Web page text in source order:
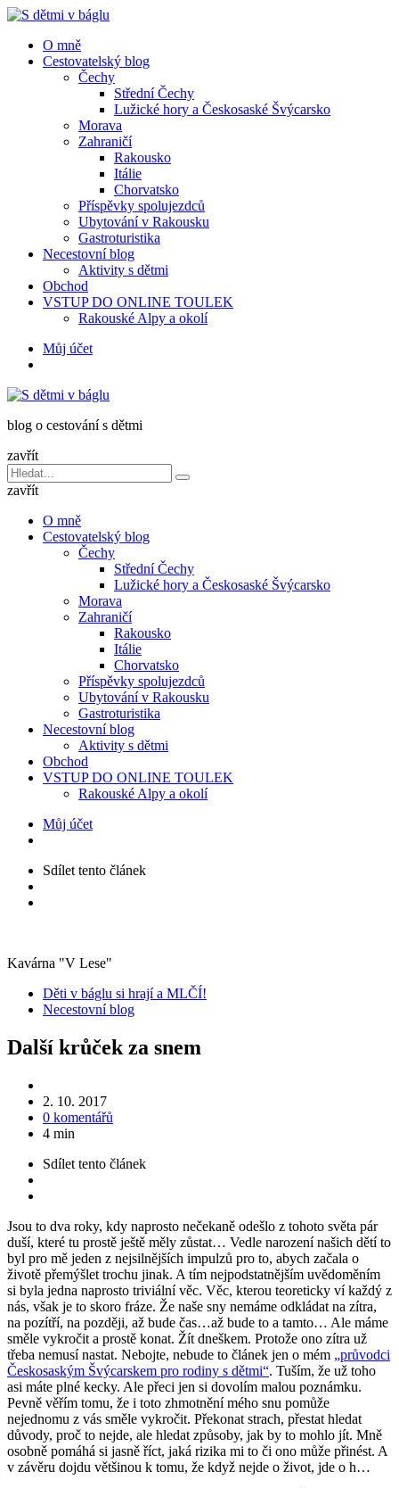
Menu
Menu
O mně
Cestovatelský blog
Čechy
Střední Čechy
Lužické hory a Českosaské Švýcarsko
Morava
Zahraničí
Rakousko
Itálie
Chorvatsko
Příspěvky spolujezdců
Ubytování v Rakousku
Gastroturistika
Necestovní blog
Aktivity s dětmi
Obchod
VSTUP DO ONLINE TOULEK
Rakouské Alpy a okolí
HledatMůj účet
v
blog o cestování s dětmi
zavřít
Vyhledávání
pro:
Hledat
zavřít
O mně
Cestovatelský blog
Čechy
Střední Čechy
Lužické hory a Českosaské Švýcarsko
Morava
Zahraničí
Rakousko
Itálie
Chorvatsko
Příspěvky spolujezdců
Ubytování v Rakousku
Gastroturistika
Necestovní blog
Aktivity s dětmi
Obchod
VSTUP DO ONLINE TOULEK
Rakouské Alpy a okolí
Můj účet
Sdílet tento článek
Kavárna "V Lese"
KategorieDěti v báglu si hrají a MLČÍ!
Necestovní blog
Další krůček za snem
2. 10. 2017
0 komentářů
4 min
Sdílet tento článek
Jsou to dva roky, kdy naprosto nečekaně odešlo z tohoto světa pár
duší, které tu prostě ještě měly zůstat… Vedle narození našich dětí to
byl pro mě jeden z nejsilnějších impulzů pro to, abych začala o
životě přemýšlet trochu jinak. A tím nejpodstatnějším uvědoměním
si byla jedna naprosto triviální věc. Věc, kterou teoreticky ví každý z
nás, však je to skoro fráze. Že naše sny nemáme odkládat na zítra,
na pozítří, na později, až bude čas…až bude to a tamto… Ale máme
směle vykročit a prostě konat. Žít dneškem. Protože ono zítra už
třeba nemusí nastat. Nebojte, nebude to článek jen o mém „průvodci
Českosaským Švýcarskem pro rodiny s dětmi“. Tuším, že už toho
asi máte plné kecky. Ale přeci jen si dovolím malou poznámku.
Pevně věřím tomu, že i toto zhmotnění mého snu pomůže
nejednomu z vás směle vykročit. Překonat strach, přestat hledat
důvody, proč to nejde, ale hledat způsoby, jak by to mohlo jít. Mně
osobně pomáhá si jasně říct, jaká rizika mi to či ono může přinést. A
v závěru dojdu většinou k tomu, že když nejde o život, jde o h…